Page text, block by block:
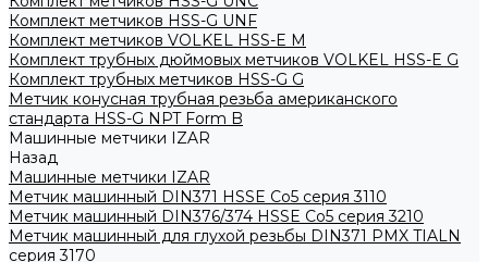
Комплект метчиков HSS-G UNF
Комплект метчиков VOLKEL HSS-E M
Комплект трубных дюймовых метчиков VOLKEL HSS-E G
Комплект трубных метчиков HSS-G G
Метчик конусная трубная резьба американского
стандарта HSS-G NPT Form B
Машинные метчики IZAR
Назад
Машинные метчики IZAR
Метчик машинный DIN371 HSSE Co5 серия 3110
Метчик машинный DIN376/374 HSSE Co5 серия 3210
Метчик машинный для глухой резьбы DIN371 PMX TIALN
серия 3170